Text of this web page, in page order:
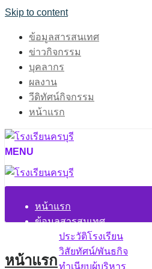
Skip to content
ข้อมูลสารสนเทศ
ข่าวกิจกรรม
บุคลากร
ผลงาน
วีดิทัศน์กิจกรรม
หน้าแรก
MENU
หน้าแรก
ข้อมูลสารสนเทศ
ประวัติโรงเรียน
วิสัยทัศน์/พันธกิจ
ทำเนียบผู้บริหาร
หน้าแรก